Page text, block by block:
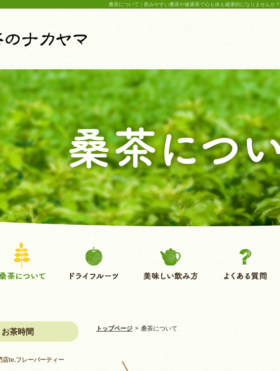
桑茶について｜飲みやすい桑茶や健康茶で心も体も健康的になりませんか？
トップページ > 桑茶について
お茶時間
店te.フレーバーティー